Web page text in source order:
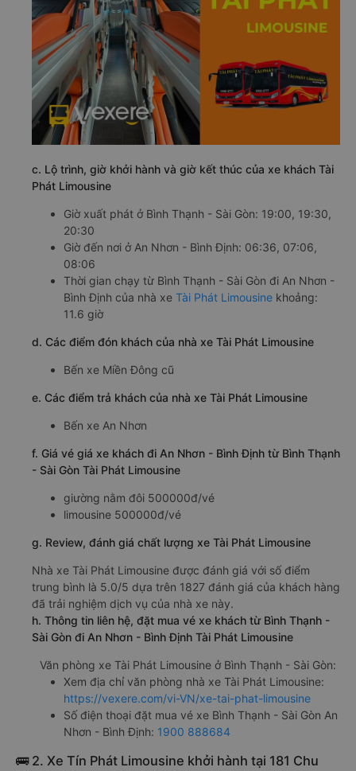
c. Lộ trình, giờ khởi hành và giờ kết thúc của xe khách Tài
Phát Limousine
Giờ xuất phát ở Bình Thạnh - Sài Gòn: 19:00, 19:30,
20:30
Giờ đến nơi ở An Nhơn - Bình Định: 06:36, 07:06,
08:06
Thời gian chạy từ Bình Thạnh - Sài Gòn đi An Nhơn -
Bình Định của nhà xe Tài Phát Limousine khoảng:
11.6 giờ
d. Các điểm đón khách của nhà xe Tài Phát Limousine
Bến xe Miền Đông cũ
e. Các điểm trả khách của nhà xe Tài Phát Limousine
Bến xe An Nhơn
f. Giá vé giá xe khách đi An Nhơn - Bình Định từ Bình Thạnh
- Sài Gòn Tài Phát Limousine
giường nằm đôi 500000đ/vé
limousine 500000đ/vé
g. Review, đánh giá chất lượng xe Tài Phát Limousine
Nhà xe Tài Phát Limousine được đánh giá với số điểm
trung bình là 5.0/5 dựa trên 1827 đánh giá của khách hàng
đã trải nghiệm dịch vụ của nhà xe này.
h. Thông tin liên hệ, đặt mua vé xe khách từ Bình Thạnh -
Sài Gòn đi An Nhơn - Bình Định Tài Phát Limousine
Văn phòng xe Tài Phát Limousine ở Bình Thạnh - Sài Gòn:
Xem địa chỉ văn phòng nhà xe Tài Phát Limousine:
https://vexere.com/vi-VN/xe-tai-phat-limousine
Số điện thoại đặt mua vé xe Bình Thạnh - Sài Gòn An
Nhơn - Bình Định: 1900 888684
🚌 2. Xe Tín Phát Limousine khởi hành tại 181 Chu